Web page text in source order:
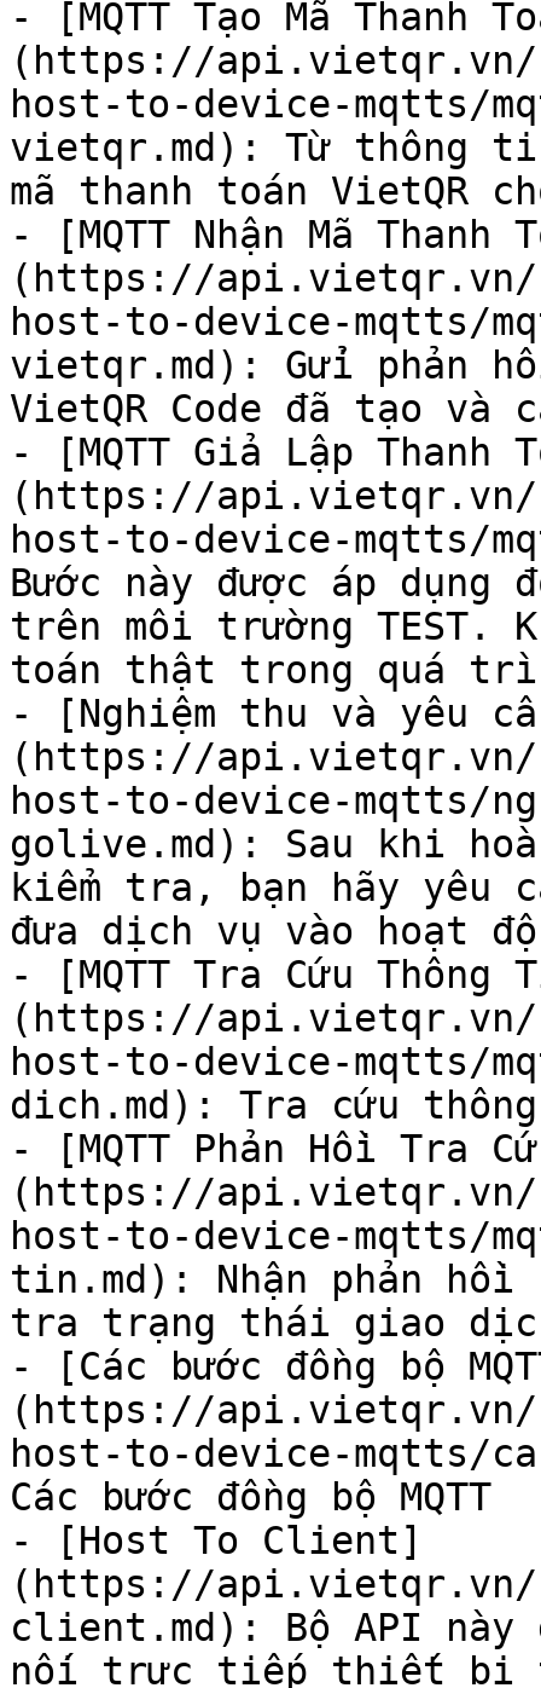
- [MQTT Tạo Mã Thanh
(https://api.vietqr.vn/
host-to-device-mqtts/
vietqr.md): Từ thông
mã thanh toán VietQR
- [MQTT Nhận Mã Thanh
(https://api.vietqr.vn/
host-to-device-mqtts/
vietqr.md): Gửi phản
VietQR Code đã tạo
- [MQTT Giả Lập Thanh
(https://api.vietqr.vn/
host-to-device-mqtts/
Bước này được áp
trên môi trường TEST.
toán thật trong quá
- [Nghiệm thu và yêu
(https://api.vietqr.vn/
host-to-device-mqtts/
golive.md): Sau khi
kiểm tra, bạn hãy yêu
đưa dịch vụ vào hoạt
- [MQTT Tra Cứu Thông
(https://api.vietqr.vn/
host-to-device-mqtts/
dich.md): Tra cứu
- [MQTT Phản Hồi Tra
(https://api.vietqr.vn/
host-to-device-mqtts/
tin.md): Nhận phản
tra trạng thái giao
- [Các bước đồng bộ
(https://api.vietqr.vn/
host-to-device-mqtts/
Các bước đồng bộ MQTT
- [Host To Client]
(https://api.vietqr.vn/
client.md): Bộ API
nối trực tiếp thiết bị